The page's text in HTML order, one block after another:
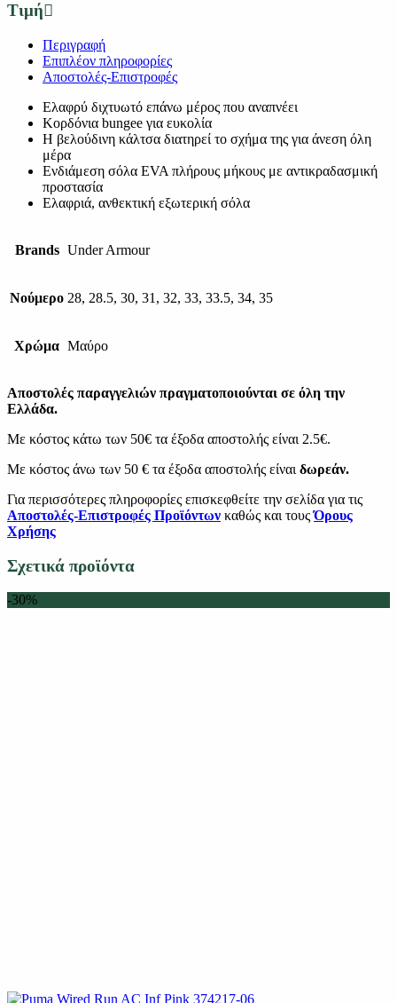
Τιμή
Περιγραφή
Επιπλέον πληροφορίες
Αποστολές-Επιστροφές
Ελαφρύ διχτυωτό επάνω μέρος που αναπνέει
Κορδόνια bungee για ευκολία
Η βελούδινη κάλτσα διατηρεί το σχήμα της για άνεση όλη
μέρα
Ενδιάμεση σόλα EVA πλήρους μήκους με αντικραδασμική
προστασία
Ελαφριά, ανθεκτική εξωτερική σόλα
Brands Under Armour
Νούμερο 28, 28.5, 30, 31, 32, 33, 33.5, 34, 35
Χρώμα Μαύρο
Αποστολές παραγγελιών πραγματοποιούνται σε όλη την
Ελλάδα.
Με κόστος κάτω των 50€ τα έξοδα αποστολής είναι 2.5€.
Με κόστος άνω των 50 € τα έξοδα αποστολής είναι δωρεάν.
Για περισσότερες πληροφορίες επισκεφθείτε την σελίδα για τις
Αποστολές-Επιστροφές Προϊόντων καθώς και τουςΌρους
Χρήσης
Σχετικά προϊόντα
-30%